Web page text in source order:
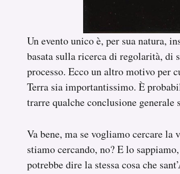
Un evento unico è, per sua natura,
basata sulla ricerca di regolarità,
processo. Ecco un altro motivo per
Terra sia importantissimo. È
trarre qualche conclusione
Va bene, ma se vogliamo cercare la
stiamo cercando, no? E lo
potrebbe dire la stessa cosa che